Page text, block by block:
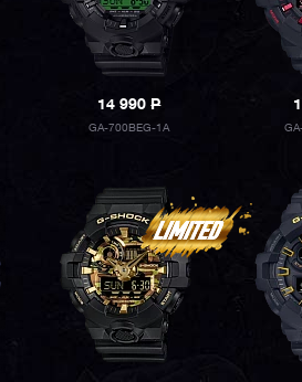
14 990P
GA-700BEG-1A